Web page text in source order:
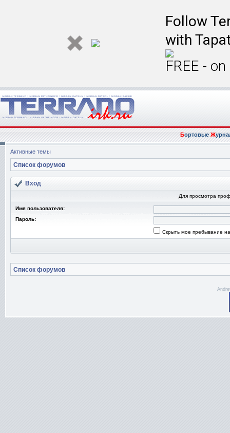
Follow
with
FREE -
БортовыеЖ
Активные темы
Список форумов
Вход
Для просмотра
Имя пользователя:
Пароль:
Скрыть мое пребывание
Список форумов